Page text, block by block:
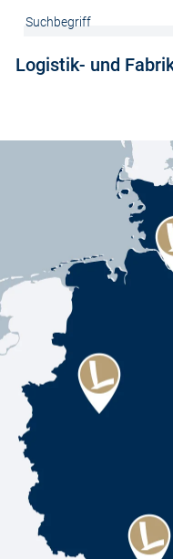
Logistik- und